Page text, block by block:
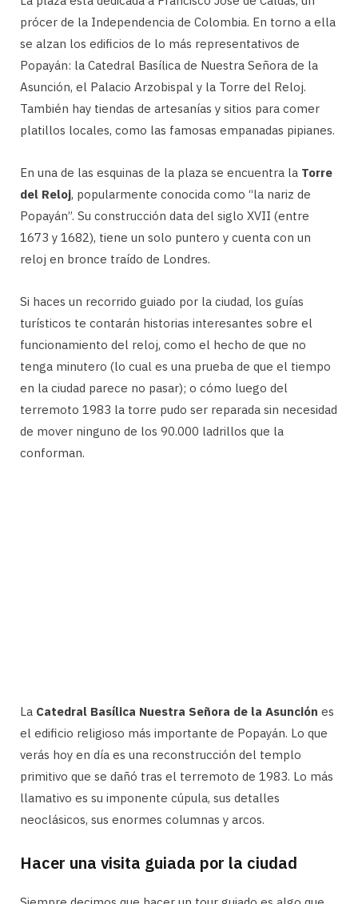
prócer de la Independencia de Colombia. En torno a ella
se alzan los edificios de lo más representativos de
Popayán: la Catedral Basílica de Nuestra Señora de la
Asunción, el Palacio Arzobispal y la Torre del Reloj.
También hay tiendas de artesanías y sitios para comer
platillos locales, como las famosas empanadas pipianes.
En una de las esquinas de la plaza se encuentra la Torre
del Reloj, popularmente conocida como “la nariz de
Popayán”. Su construcción data del siglo XVII (entre
1673 y 1682), tiene un solo puntero y cuenta con un
reloj en bronce traído de Londres.
Si haces un recorrido guiado por la ciudad, los guías
turísticos te contarán historias interesantes sobre el
funcionamiento del reloj, como el hecho de que no
tenga minutero (lo cual es una prueba de que el tiempo
en la ciudad parece no pasar); o cómo luego del
terremoto 1983 la torre pudo ser reparada sin necesidad
de mover ninguno de los 90.000 ladrillos que la
conforman.
La Catedral Basílica Nuestra Señora de la Asunción es
el edificio religioso más importante de Popayán. Lo que
verás hoy en día es una reconstrucción del templo
primitivo que se dañó tras el terremoto de 1983. Lo más
llamativo es su imponente cúpula, sus detalles
neoclásicos, sus enormes columnas y arcos.
Hacer una visita guiada por la ciudad